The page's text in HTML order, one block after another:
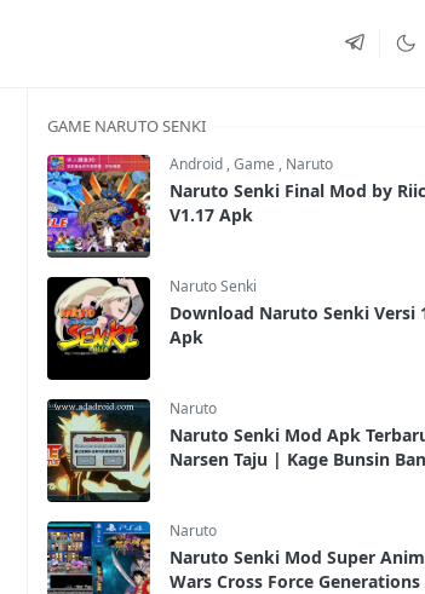
GAME NARUTO SENKI
Android ,Game , Naruto
Naruto Senki Final Mod by
V1.17 Apk
Naruto Senki
Download Naruto Senki Versi
Apk
Naruto
Naruto Senki Mod Apk
Narsen Taju | Kage Bunsin
Naruto
Naruto Senki Mod Super
Wars Cross Force